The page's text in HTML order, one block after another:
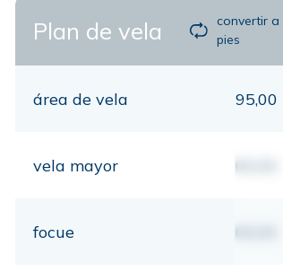
Plan de vela
convertir a
pies
área de vela 95,00
vela mayor 00,00
focue 00,00